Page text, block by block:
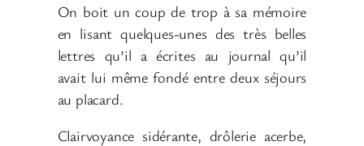
On boit un coup de trop à sa mémoire
en lisant quelques-unes des très belles
lettres qu’il a écrites au journal qu’il
avait lui même fondé entre deux séjours
au placard.
Clairvoyance sidérante, drôlerie acerbe,